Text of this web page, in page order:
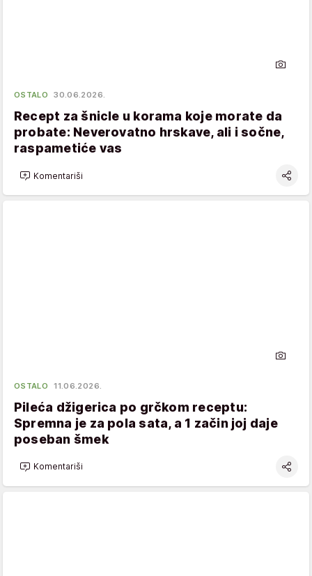
OSTALO 30.06.2026.
Recept za šnicle u korama koje morate da
probate: Neverovatno hrskave, ali i sočne,
raspametiće vas
Komentariši
OSTALO 11.06.2026.
Pileća džigerica po grčkom receptu:
Spremna je za pola sata, a 1 začin joj daje
poseban šmek
Komentariši